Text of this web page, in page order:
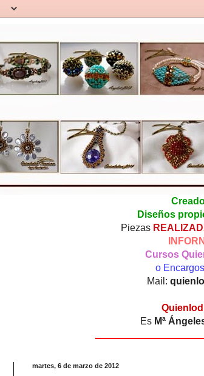
Diseños
Piezas
Cursos
o Encargos
Mail:
Es Mª
martes, 6 de marzo de 2012